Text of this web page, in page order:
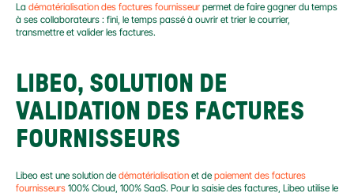
La dématérialisation des factures fournisseur permet de faire gagner du temps
à ses collaborateurs : fini, le temps passé à ouvrir et trier le courrier,
transmettre et valider les factures.
LIBEO, SOLUTION DE
VALIDATION DES FACTURES
FOURNISSEURS
Libeo est une solution de dématérialisation et de paiement des factures
fournisseurs